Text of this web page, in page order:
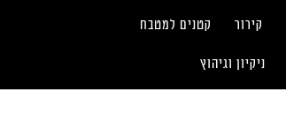
קירור קטנים למטבח
ניקיון וגיהוץ